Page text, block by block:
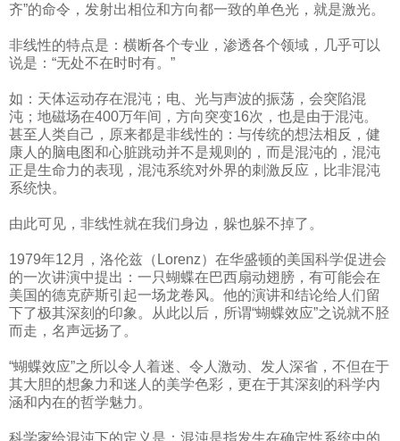
齐”的命令，发射出相位和方向都一致的单色光，就是激光。
非线性的特点是：横断各个专业，渗透各个领域，几乎可以
说是：“无处不在时时有。”
如：天体运动存在混沌；电、光与声波的振荡，会突陷混
沌；地磁场在400万年间，方向突变16次，也是由于混沌。
甚至人类自己，原来都是非线性的：与传统的想法相反，健
康人的脑电图和心脏跳动并不是规则的，而是混沌的，混沌
正是生命力的表现，混沌系统对外界的刺激反应，比非混沌
系统快。
由此可见，非线性就在我们身边，躲也躲不掉了。
1979年12月，洛伦兹（Lorenz）在华盛顿的美国科学促进会
的一次讲演中提出：一只蝴蝶在巴西扇动翅膀，有可能会在
美国的德克萨斯引起一场龙卷风。他的演讲和结论给人们留
下了极其深刻的印象。从此以后，所谓“蝴蝶效应”之说就不胫
而走，名声远扬了。
“蝴蝶效应”之所以令人着迷、令人激动、发人深省，不但在于
其大胆的想象力和迷人的美学色彩，更在于其深刻的科学内
涵和内在的哲学魅力。
科学家给混沌下的定义是：混沌是指发生在确定性系统中的